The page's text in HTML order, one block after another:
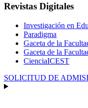
Revistas Digitales
Investigación en
Paradigma
Gaceta de la
Gaceta de la
CienciaICEST
SOLICITUD DE